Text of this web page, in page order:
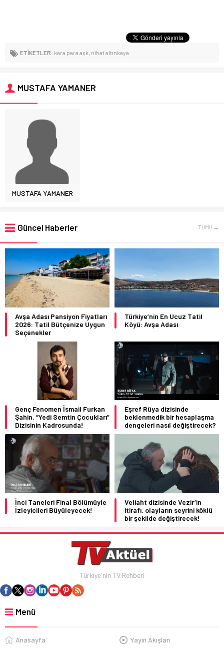
ETİKETLER: kara para aşk, nihat altınkaya
MUSTAFA YAMANER
MUSTAFA YAMANER
Güncel Haberler TÜMÜ →
Avşa Adası Pansiyon Fiyatları
2026: Tatil Bütçenize Uygun
Seçenekler
Türkiye’nin En Ucuz Tatil
Köyü: Avşa Adası
Genç Fenomen İsmail Furkan
Şahin, “Yedi Semtin Çocukları”
Dizisinin Kadrosunda!
Eşref Rüya dizisinde
beklenmedik bir hesaplaşma
dengeleri nasıl değiştirecek?
İnci Taneleri Final Bölümüyle
İzleyicileri Büyüleyecek!
Veliaht dizisinde Vezir’in
itirafı, olayların seyrini köklü
bir şekilde değiştirecek!
Türkiye'nin TV Rehberi
Menü
Anasayfa Yayın Akışları